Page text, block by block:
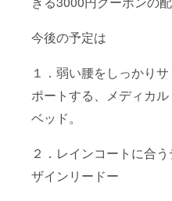
今後の予定は
１．弱い腰をしっかりサ
ポートする、メディカル
ベッド。
２．レインコートに合
ザインリードー